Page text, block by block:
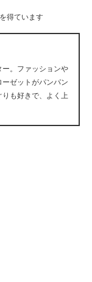
得ています
。ファッションや
ゼットがパンパン
も好きで、よく上